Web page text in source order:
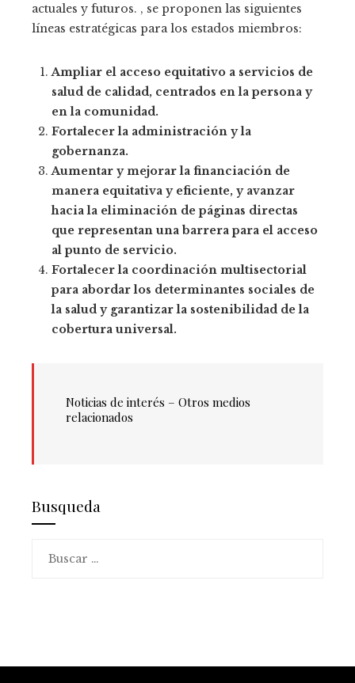
actuales y futuros. , se proponen las siguientes
líneas estratégicas para los estados miembros:
Ampliar el acceso equitativo a servicios de
salud de calidad, centrados en la persona y
en la comunidad.
Fortalecer la administración y la
gobernanza.
Aumentar y mejorar la financiación de
manera equitativa y eficiente, y avanzar
hacia la eliminación de páginas directas
que representan una barrera para el acceso
al punto de servicio.
Fortalecer la coordinación multisectorial
para abordar los determinantes sociales de
la salud y garantizar la sostenibilidad de la
cobertura universal.
Noticias de interés – Otros medios
relacionados
Busqueda